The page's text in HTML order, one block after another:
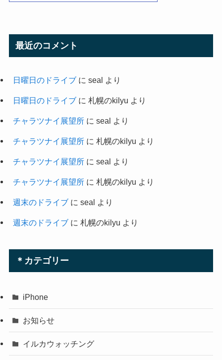
最近のコメント
日曜日のドライブに seal より
日曜日のドライブに 札幌のkilyu より
チャラツナイ展望所に seal より
チャラツナイ展望所に 札幌のkilyu より
チャラツナイ展望所に seal より
チャラツナイ展望所に 札幌のkilyu より
週末のドライブに seal より
週末のドライブに 札幌のkilyu より
＊カテゴリー
iPhone
お知らせ
イルカウォッチング